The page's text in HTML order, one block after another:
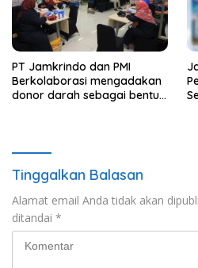
PT Jamkrindo dan PMI
Berkolaborasi mengadakan
donor darah sebagai bentuk
Tinggalkan Balasan
Alamat email Anda tidak akan
ditandai *